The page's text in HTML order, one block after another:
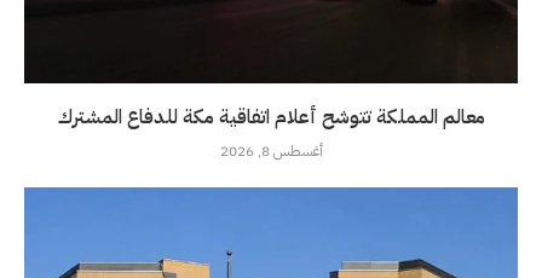
معالم المملكة تتوشح أعلام اتفاقية مكة للدفاع المشترك
أغسطس 8, 2026